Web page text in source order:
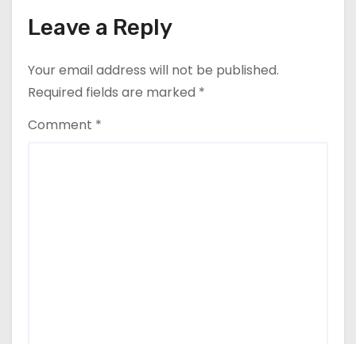
Leave a Reply
Your email address will not be published.
Required fields are marked *
Comment *